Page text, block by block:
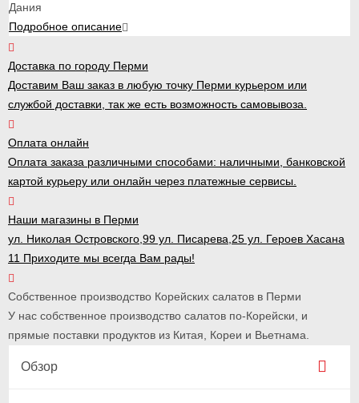
Дания
Подробное описание
Доставка по городу Перми
Доставим Ваш заказ в любую точку Перми курьером или
службой доставки, так же есть возможность самовывоза.
Оплата онлайн
Оплата заказа различными способами: наличными, банковской
картой курьеру или онлайн через платежные сервисы.
Наши магазины в Перми
ул. Николая Островского,99 ул. Писарева,25 ул. Героев Хасана
11 Приходите мы всегда Вам рады!
Собственное производство Корейских салатов в Перми
У нас собственное производство салатов по-Корейски, и
прямые поставки продуктов из Китая, Кореи и Вьетнама.
Обзор